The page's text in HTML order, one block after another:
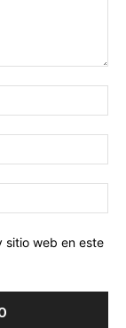
sitio web en este